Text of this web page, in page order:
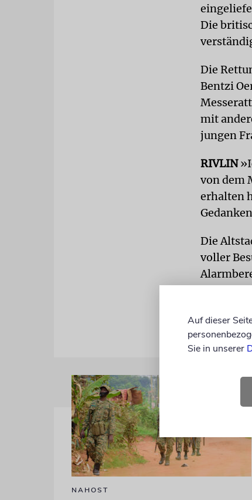
Die
Die
Bentzi
mit
jungen
RIVLIN
von dem
erhalten
Die
voller
NAHOST
Auf dieser
Sie in unserer